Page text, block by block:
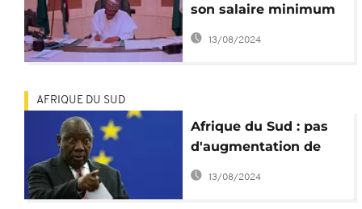
son salaire minimum
de plus de 60 %
13/08/2024
AFRIQUE DU SUD
Afrique du Sud : pas
d'augmentation de
salaire pour les hauts
responsables
13/08/2024